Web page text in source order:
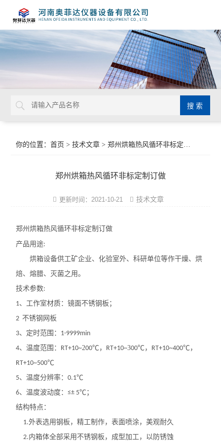
你的位置：首页 >技术文章 > 郑州烘箱热风循环非标定制订做
郑州烘箱热风循环非标定制订做
更新时间：2021-10-21 技术文章
郑州烘箱热风循环非标定制订做
产品用途:
烘箱设备供工矿企业、化验室外、科研单位等作干燥、烘
焙、熔腊、灭菌之用。
技术参数:
1、工作室材质：镜面不锈钢板；
2 不锈钢网板
3、定时范围： 1-9999min
4、温度范围： RT+10~200℃， RT+10~300℃， RT+10~400℃，
RT+10~500℃
5、温度分辨率：0.1℃
6、温度波动度：≤± 5℃；
结构特点：
1.外表选用钢板，精工制作，表面喷涂，美观耐久
2.内箱体全部采用不锈钢板，成型加工，以防锈蚀